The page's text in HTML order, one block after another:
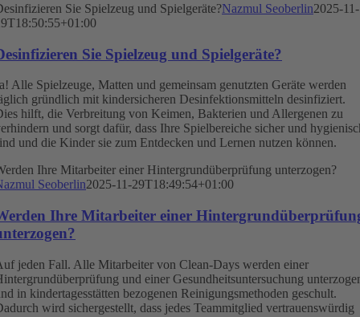
Sie Spielzeug und Spielgeräte?Nazmul Seoberlin2025-11-
Sie Spielzeug und Spielgeräte?
Alle Spielzeuge, Matten und gemeinsam genutzten Geräte werden
gründlich mit kindersicheren Desinfektionsmitteln desinfiziert.
hilft, die Verbreitung von Keimen, Bakterien und Allergenen zu
und sorgt dafür, dass Ihre Spielbereiche sicher und
und die Kinder sie zum Entdecken und Lernen nutzen können.
Ihre Mitarbeiter einer Hintergrundüberprüfung unterzogen?
Seoberlin2025-11-29T18:49:54+01:00
Ihre Mitarbeiter einer
jeden Fall. Alle Mitarbeiter von Clean-Days werden einer
und einer Gesundheitsuntersuchung
in kindertagesstätten bezogenen Reinigungsmethoden geschult.
wird sichergestellt, dass jedes Teammitglied vertrauenswürdig